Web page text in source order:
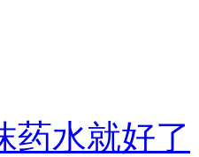
药水就好了